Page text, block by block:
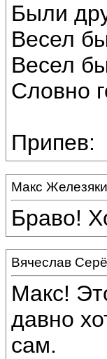
Были
Весел
Весел
Словно
Припев:
Макс
Браво!
Вячеслав
Макс!
давно
сам.